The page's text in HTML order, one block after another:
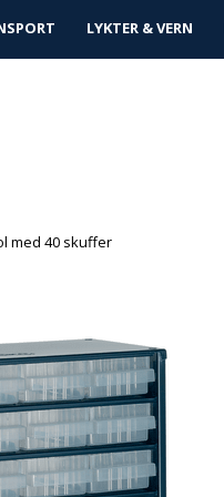
LYKTER & VERN
med 40 skuffer